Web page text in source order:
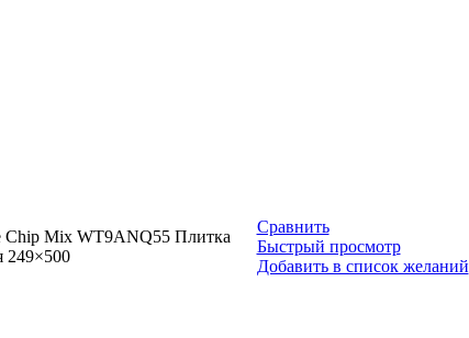
Сравнить
Быстрый просмотр
Добавить в список желаний